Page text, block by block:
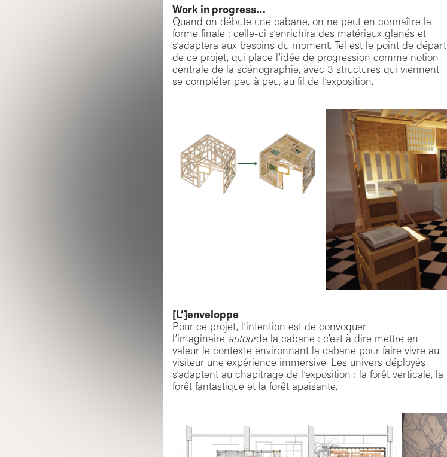
Work in progress…
Quand on débute une cabane, on ne peut en connaître la
forme finale : celle-ci s’enrichira des matériaux glanés et
s’adaptera aux besoins du moment. Tel est le point de départ
de ce projet, qui place l’idée de progression comme notion
centrale de la scénographie, avec 3 structures qui viennent
se compléter peu à peu, au fil de l’exposition.
[L’]enveloppe
Pour ce projet, l’intention est de convoquer
l’imaginaire autourde la cabane : c’est à dire mettre en
valeur le contexte environnant la cabane pour faire vivre au
visiteur une expérience immersive. Les univers déployés
s’adaptent au chapitrage de l’exposition : la forêt verticale, la
forêt fantastique et la forêt apaisante.